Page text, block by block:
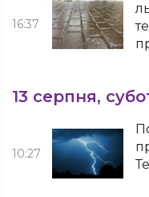
16:37
13 серпня,
10:27